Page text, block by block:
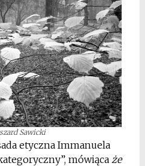
Sawicki
etyczna Immanuela
mówiąca że